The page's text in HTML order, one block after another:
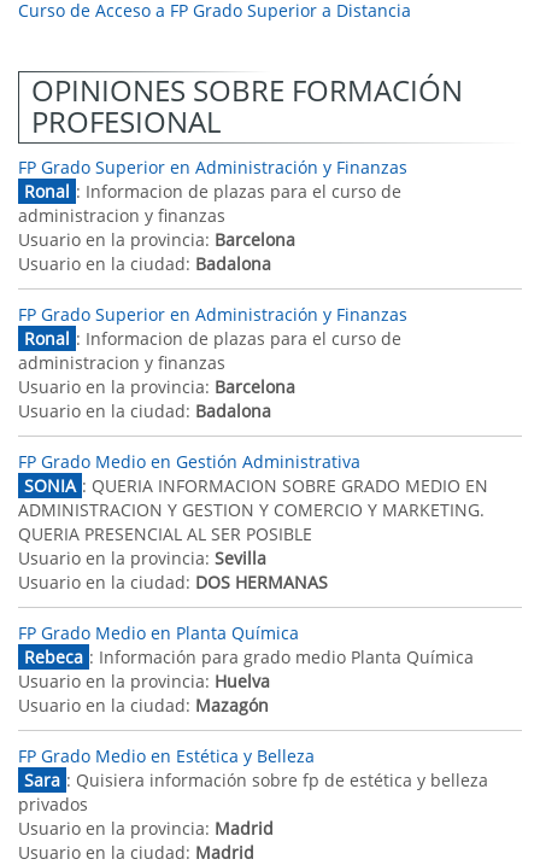
Curso de Acceso a FP Grado Superior a Distancia
OPINIONES SOBRE FORMACIÓN
PROFESIONAL
FP Grado Superior en Administración y Finanzas
Ronal : Informacion de plazas para el curso de
administracion y finanzas
Usuario en la provincia: Barcelona
Usuario en la ciudad: Badalona
FP Grado Superior en Administración y Finanzas
Ronal : Informacion de plazas para el curso de
administracion y finanzas
Usuario en la provincia: Barcelona
Usuario en la ciudad: Badalona
FP Grado Medio en Gestión Administrativa
SONIA : QUERIA INFORMACION SOBRE GRADO MEDIO EN
ADMINISTRACION Y GESTION Y COMERCIO Y MARKETING.
QUERIA PRESENCIAL AL SER POSIBLE
Usuario en la provincia: Sevilla
Usuario en la ciudad: DOS HERMANAS
FP Grado Medio en Planta Química
Rebeca : Información para grado medio Planta Química
Usuario en la provincia: Huelva
Usuario en la ciudad: Mazagón
FP Grado Medio en Estética y Belleza
Sara : Quisiera información sobre fp de estética y belleza
privados
Usuario en la provincia: Madrid
Usuario en la ciudad: Madrid